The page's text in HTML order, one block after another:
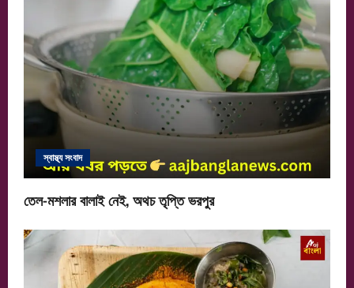
স্বাস্থ্য সংবাদ
তেল-মশলার বালাই নেই, অথচ তৃপ্তি ভরপুর